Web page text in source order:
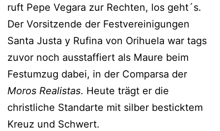
ruft Pepe Vegara zur Rechten, los geht´s.
Der Vorsitzende der Festvereinigungen
Santa Justa y Rufina von Orihuela war tags
zuvor noch ausstaffiert als Maure beim
Festumzug dabei, in der Comparsa der
Moros Realistas. Heute trägt er die
christliche Standarte mit silber besticktem
Kreuz und Schwert.